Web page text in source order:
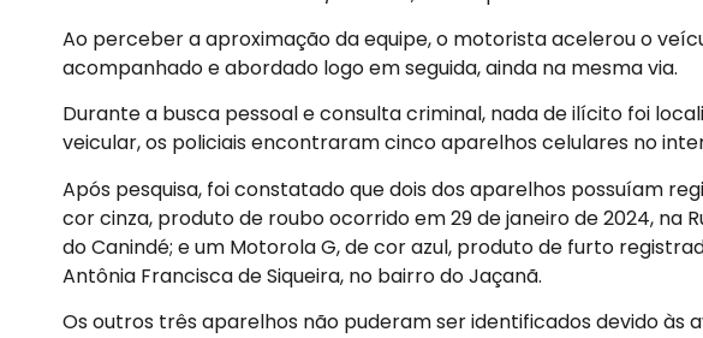
Ao perceber a aproximação da equipe, o motorista acelerou o
acompanhado e abordado logo em seguida, ainda na mesma via.
Durante a busca pessoal e consulta criminal, nada de ilícito foi
veicular, os policiais encontraram cinco aparelhos celulares no
Após pesquisa, foi constatado que dois dos aparelhos possuíam
cor cinza, produto de roubo ocorrido em 29 de janeiro de 2024, na
do Canindé; e um Motorola G, de cor azul, produto de furto
Antônia Francisca de Siqueira, no bairro do Jaçanã.
Os outros três aparelhos não puderam ser identificados devido às